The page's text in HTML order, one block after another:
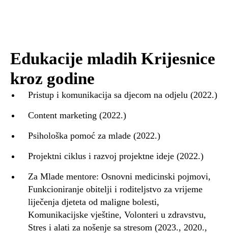
Edukacije mladih Krijesnice
kroz godine
Pristup i komunikacija sa djecom na odjelu (2022.)
Content marketing (2022.)
Psihološka pomoć za mlade (2022.)
Projektni ciklus i razvoj projektne ideje (2022.)
Za Mlade mentore: Osnovni medicinski pojmovi,
Funkcioniranje obitelji i roditeljstvo za vrijeme
liječenja djeteta od maligne bolesti,
Komunikacijske vještine, Volonteri u zdravstvu,
Stres i alati za nošenje sa stresom (2023., 2020.,